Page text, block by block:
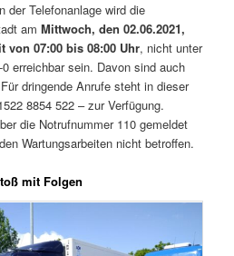
der Telefonanlage wird die
amMittwoch, den 02.06.2021,
07:00 bis 08:00 Uhr, nicht unter
erreichbar sein. Davon sind auch
dringende Anrufe steht in dieser
8854 522 – zur Verfügung.
die Notrufnummer 110 gemeldet
Wartungsarbeiten nicht betroffen.
mit Folgen